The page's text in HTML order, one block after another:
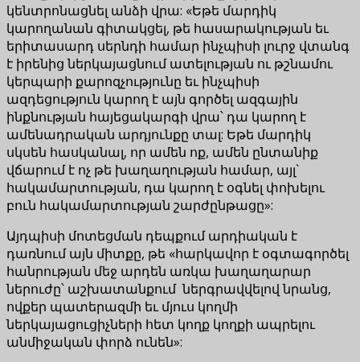
կենտրոնացնել անձի վրա: «Եթե մարդիկ
կարողանան գիտակցել, թե հասարակության եւ
երիտասարդ սերնդի համար ինչպիսի լուրջ վտանգ
է իրենից ներկայացնում ատելության ու թշնամու
կերպարի քարոզչությունը եւ ինչպիսի
ազդեցություն կարող է այն գործել ազգային
ինքնության հայեցակարգի վրա՝ դա կարող է
ամենադրական արդյունքը տալ: Եթե մարդիկ
սկսեն հասկանալ, որ ամեն ոք, ամեն ընտանիք
վճարում է ոչ թե խաղաղության համար, այլ`
հակամարտության, դա կարող է օգնել փոխելու
բուն հակամարտության շարժընթացը»:
Այդպիսի մոտեցման դեպքում արդիական է
դառնում այն միտքը, թե «հարկավոր է օգտագործել
հանրության մեջ արդեն առկա խաղաղարար
ներուժը՝ աշխատանքում ներգրավվելով նրանց,
ովքեր պատերազմի եւ մյուս կողմի
ներկայացուցիչների հետ կողք կողքի ապրելու
անմիջական փորձ ունեն»: